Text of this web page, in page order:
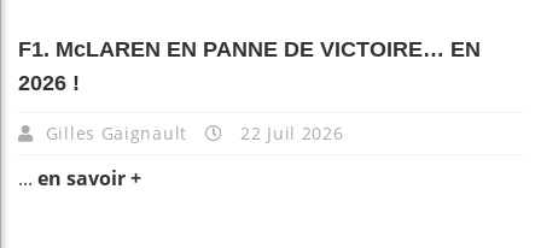
F1. McLAREN EN PANNE DE VICTOIRE… EN
2026 !
Gilles Gaignault 22 Juil 2026
... en savoir +